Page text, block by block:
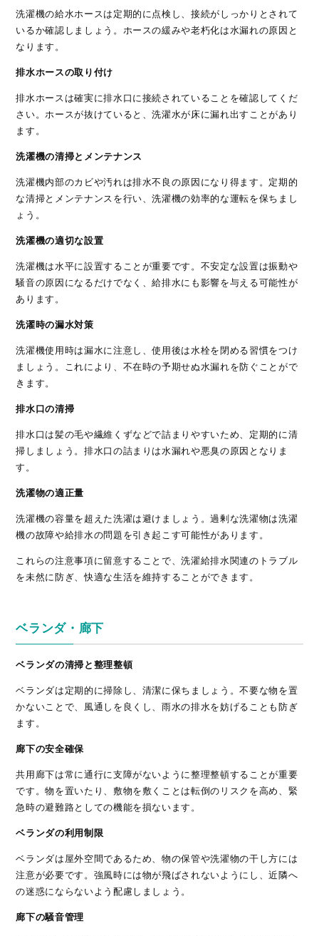
洗濯機の給水ホースは定期的に点検し、接続がしっかりとされて
いるか確認しましょう。ホースの緩みや老朽化は水漏れの原因と
なります。
排水ホースの取り付け
排水ホースは確実に排水口に接続されていることを確認してくだ
さい。ホースが抜けていると、洗濯水が床に漏れ出すことがあり
ます。
洗濯機の清掃とメンテナンス
洗濯機内部のカビや汚れは排水不良の原因になり得ます。定期的
な清掃とメンテナンスを行い、洗濯機の効率的な運転を保ちまし
ょう。
洗濯機の適切な設置
洗濯機は水平に設置することが重要です。不安定な設置は振動や
騒音の原因になるだけでなく、給排水にも影響を与える可能性が
あります。
洗濯時の漏水対策
洗濯機使用時は漏水に注意し、使用後は水栓を閉める習慣をつけ
ましょう。これにより、不在時の予期せぬ水漏れを防ぐことがで
きます。
排水口の清掃
排水口は髪の毛や繊維くずなどで詰まりやすいため、定期的に清
掃しましょう。排水口の詰まりは水漏れや悪臭の原因となりま
す。
洗濯物の適正量
洗濯機の容量を超えた洗濯は避けましょう。過剰な洗濯物は洗濯
機の故障や給排水の問題を引き起こす可能性があります。
これらの注意事項に留意することで、洗濯給排水関連のトラブル
を未然に防ぎ、快適な生活を維持することができます。
ベランダ・廊下
ベランダの清掃と整理整頓
ベランダは定期的に掃除し、清潔に保ちましょう。不要な物を置
かないことで、風通しを良くし、雨水の排水を妨げることも防ぎ
ます。
廊下の安全確保
共用廊下は常に通行に支障がないように整理整頓することが重要
です。物を置いたり、敷物を敷くことは転倒のリスクを高め、緊
急時の避難路としての機能を損ないます。
ベランダの利用制限
ベランダは屋外空間であるため、物の保管や洗濯物の干し方には
注意が必要です。強風時には物が飛ばされないようにし、近隣へ
の迷惑にならないよう配慮しましょう。
廊下の騒音管理